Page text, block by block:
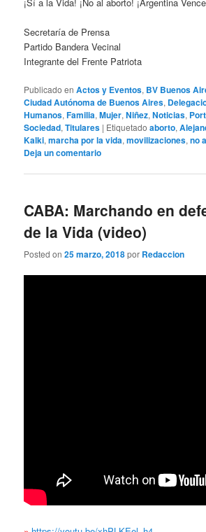
Secretaría de Prensa
Partido Bandera Vecinal
Integrante del Frente Patriota
Publicado en Actos y Eventos, BV Buenos
Ciudad Autónoma de Buenos Aires,
Humanos,Familia,Mujer,Niñez,Noticias,
Sociedad,Titulares | Etiquetado aborto,
Kalki,marcha por la vida,movilizaciones,no
Deja un comentario
CABA: Marchando en
de la Vida (video)
Posted on25 marzo, 2018por Redaccion